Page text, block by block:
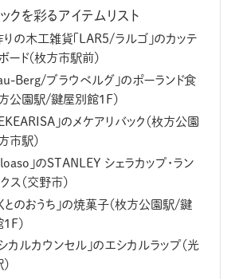
クを彩るアイテムリスト
の木工雑貨「LAR5/ラルゴ」のカッテ
ード（枚方市駅前）
Berg/ブラウベルグ」のポーランド食
公園駅/鍵屋別館1F）
」のメケアリバック（枚方公園
市駅）
」のSTANLEY シェラカップ・ラン
ス（交野市）
とのおうち」の焼菓子（枚方公園駅/鍵
）
カルカウンセル」のエシカルラップ（光